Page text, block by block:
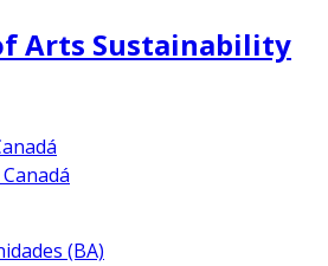
Arts Sustainability
(BA)